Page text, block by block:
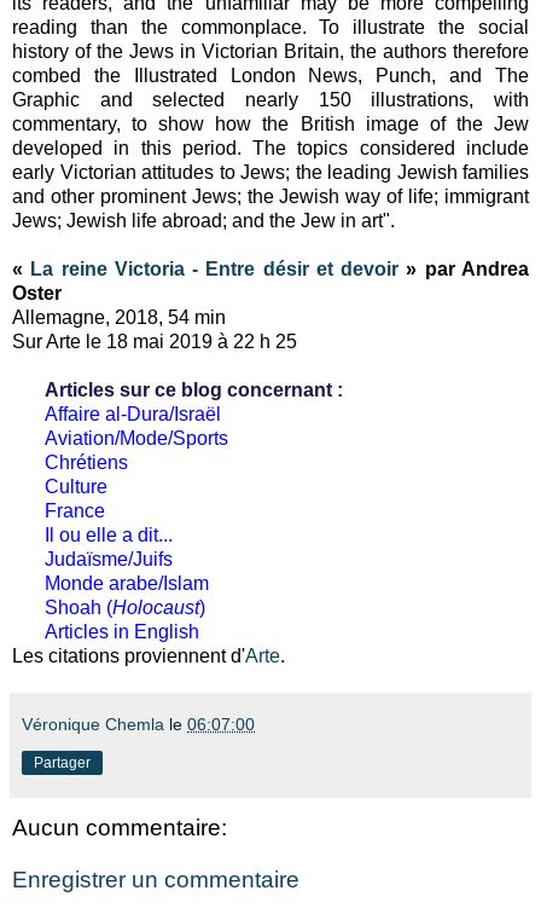
reading than the commonplace. To illustrate the social
history of the Jews in Victorian Britain, the authors therefore
combed the Illustrated London News, Punch, and The
Graphic and selected nearly 150 illustrations, with
commentary, to show how the British image of the Jew
developed in this period. The topics considered include
early Victorian attitudes to Jews; the leading Jewish families
and other prominent Jews; the Jewish way of life; immigrant
Jews; Jewish life abroad; and the Jew in art".
« La reine Victoria - Entre désir et devoir » par Andrea
Oster
Allemagne, 2018, 54 min
Sur Arte le 18 mai 2019 à 22 h 25
Articles sur ce blog concernant :
Affaire al-Dura/Israël
Aviation/Mode/Sports
Chrétiens
Culture
France
Il ou elle a dit...
Judaïsme/Juifs
Monde arabe/Islam
Shoah (Holocaust)
Articles in English
Les citations proviennent d'Arte.
Véronique Chemla le 06:07:00
Partager
Aucun commentaire:
Enregistrer un commentaire